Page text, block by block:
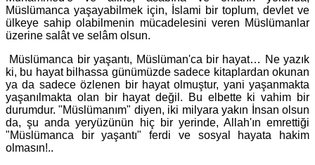
Müslümanca yaşayabilmek için, İslami bir toplum, devlet ve
ülkeye sahip olabilmenin mücadelesini veren Müslümanlar
üzerine salât ve selâm olsun.
Müslümanca bir yaşantı, Müslüman'ca bir hayat… Ne yazık
ki, bu hayat bilhassa günümüzde sadece kitaplardan okunan
ya da sadece özlenen bir hayat olmuştur, yani yaşanmakta
yaşanılmakta olan bir hayat değil. Bu elbette ki vahim bir
durumdur. "Müslümanım" diyen, iki milyara yakın İnsan olsun
da, şu anda yeryüzünün hiç bir yerinde, Allah'ın emrettiği
"Müslümanca bir yaşantı" ferdi ve sosyal hayata hakim
olmasın!..